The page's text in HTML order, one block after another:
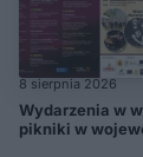
8 sierpnia 2026
Wydarzenia w
pikniki w